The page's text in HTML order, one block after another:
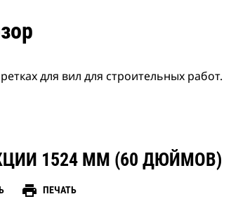
для вил для строительных работ.
1524 ММ (60 ДЮЙМОВ)
print ПЕЧАТЬ